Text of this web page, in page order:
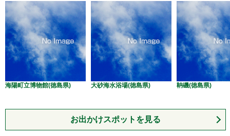
海陽町立博物館(徳島県) 大砂海水浴場(徳島県) 靹磯(徳島県)
お出かけスポットを見る